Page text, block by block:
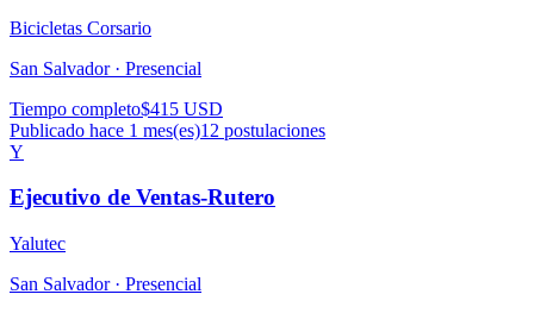
Bicicletas Corsario
San Salvador · Presencial
Tiempo completo$415 USD
Publicado hace 1 mes(es)12 postulaciones
Y
Ejecutivo de Ventas-Rutero
Yalutec
San Salvador · Presencial